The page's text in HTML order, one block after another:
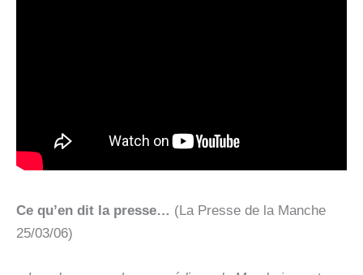
Ce qu’en dit la presse… (La Presse de la Manche 
25/03/06)